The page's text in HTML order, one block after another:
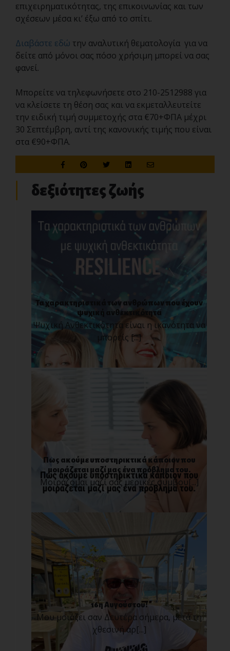
επιχειρηματικότητας, της επικοινωνίας και των
σχέσεων μέσα κι’ έξω από το σπίτι.
Διαβάστε εδώ την αναλυτική θεματολογία για να
δείτε από μόνοι σας πόσο χρήσιμη μπορεί να σας
φανεί.
Μπορείτε να τηλεφωνήσετε στο 210-2512988 για
να κλείσετε τη θέση σας και να εκμεταλλευτείτε
την ειδική τιμή συμμετοχής στα €70+ΦΠΑ μέχρι
30 Σεπτέμβρη, αντί της κανονικής τιμής που είναι
στα €90+ΦΠΑ.
δεξιότητες ζωής
Τα χαρακτηριστικά των ανθρώπων που έχουν
ψυχική ανθεκτικότητα
Ψυχική Ανθεκτικότητα είναι η ικανότητα να
μπορείς [...]
Πως ακούμε υποστηρικτικά κάποιον που
μοιράζεται μαζί μας ένα πρόβλημα του.
Μοιράζομαι μαζί σας μερικές συμβου[...]
16η Αυγούστου!
Μου μοιάζει σαν Δευτέρα σήμερα, μετά τη
χθεσινή αρ[...]